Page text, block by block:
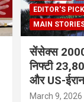
EDITOR'S PICK
MAIN
सेंसेक्स
निफ्टी
और US-
March 9, 2026